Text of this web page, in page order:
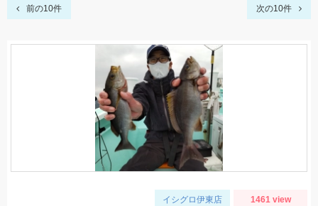
前の10件 次の10件
イシグロ伊東店 1461 view